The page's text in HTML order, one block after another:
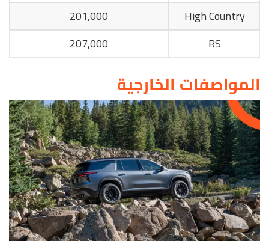
High Country
201,000
RS
207,000
المواصفات الخارجية